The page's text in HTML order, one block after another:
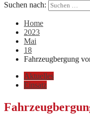
Suchen nach:
Home
2023
Mai
18
Fahrzeugbergung
Aktuelles
Einsatz